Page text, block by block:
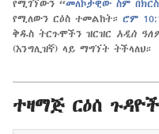
የሚገኘውን “መለኮታዊው ስም
የሚለውን ርዕስ ተመልከት። ሮም
ቅዱስ ትርጉሞችን ዝርዝር አዲስ
(እንግሊዝኛ) ላይ ማግኘት ትችላለህ።
ተዛማጅ ርዕሰ ጉዳዮች